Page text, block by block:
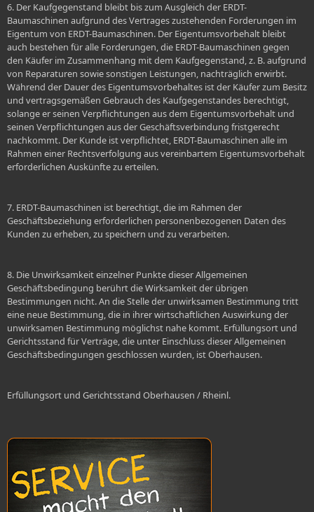
6. Der Kaufgegenstand bleibt bis zum Ausgleich der ERDT-
Baumaschinen aufgrund des Vertrages zustehenden Forderungen im
Eigentum von ERDT-Baumaschinen. Der Eigentumsvorbehalt bleibt
auch bestehen für alle Forderungen, die ERDT-Baumaschinen gegen
den Käufer im Zusammenhang mit dem Kaufgegenstand, z. B. aufgrund
von Reparaturen sowie sonstigen Leistungen, nachträglich erwirbt.
Während der Dauer des Eigentumsvorbehaltes ist der Käufer zum Besitz
und vertragsgemäßen Gebrauch des Kaufgegenstandes berechtigt,
solange er seinen Verpflichtungen aus dem Eigentumsvorbehalt und
seinen Verpflichtungen aus der Geschäftsverbindung fristgerecht
nachkommt. Der Kunde ist verpflichtet, ERDT-Baumaschinen alle im
Rahmen einer Rechtsverfolgung aus vereinbartem Eigentumsvorbehalt
erforderlichen Auskünfte zu erteilen.
7. ERDT-Baumaschinen ist berechtigt, die im Rahmen der
Geschäftsbeziehung erforderlichen personenbezogenen Daten des
Kunden zu erheben, zu speichern und zu verarbeiten.
8. Die Unwirksamkeit einzelner Punkte dieser Allgemeinen
Geschäftsbedingung berührt die Wirksamkeit der übrigen
Bestimmungen nicht. An die Stelle der unwirksamen Bestimmung tritt
eine neue Bestimmung, die in ihrer wirtschaftlichen Auswirkung der
unwirksamen Bestimmung möglichst nahe kommt. Erfüllungsort und
Gerichtsstand für Verträge, die unter Einschluss dieser Allgemeinen
Geschäftsbedingungen geschlossen wurden, ist Oberhausen.
Erfüllungsort und Gerichtsstand Oberhausen / Rheinl.